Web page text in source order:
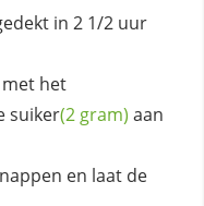
in 2 1/2 uur
met het
suiker(2 gram) aan
en laat de